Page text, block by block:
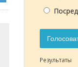
Результаты